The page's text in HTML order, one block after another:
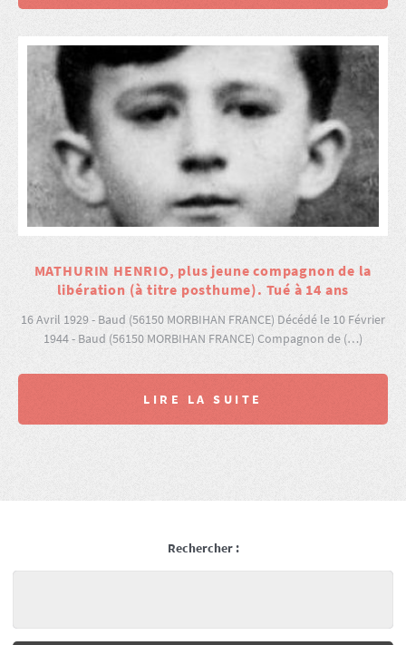
MATHURIN HENRIO, plus jeune compagnon de la
libération (à titre posthume). Tué à 14 ans
16 Avril 1929 - Baud (56150 MORBIHAN FRANCE) Décédé le 10 Février
1944 - Baud (56150 MORBIHAN FRANCE) Compagnon de (…)
LIRE LA SUITE
Rechercher :